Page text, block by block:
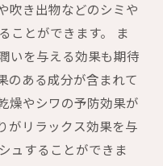
吹き出物などのシミや
ことができます。 ま
いを与える効果も期待
のある成分が含まれて
燥やシワの予防効果が
がリラックス効果を与
ュすることができま